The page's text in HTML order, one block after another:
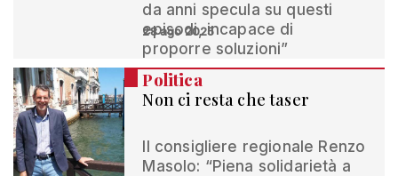
da anni specula su questi
episodi, incapace di
proporre soluzioni”
28 ago 2025
Politica
Non ci resta che taser
Il consigliere regionale Renzo
Masolo: “Piena solidarietà a